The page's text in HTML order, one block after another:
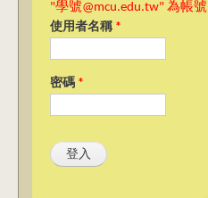
"學號@mcu.edu.tw" 為帳號
使用者名稱 *
密碼 *